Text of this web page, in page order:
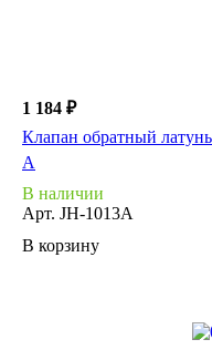
1 184 ₽
Клапан обратный
А
В наличии
Арт. JH-1013A
В корзину